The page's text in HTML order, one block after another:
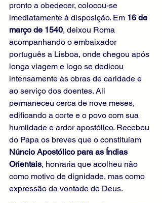
pronto a obedecer, colocou-se
imediatamente à disposição. Em 16 de
março de 1540, deixou Roma
acompanhando o embaixador
português a Lisboa, onde chegou após
longa viagem e logo se dedicou
intensamente às obras de caridade e
ao serviço dos doentes. Ali
permaneceu cerca de nove meses,
edificando a corte e o povo com sua
humildade e ardor apostólico. Recebeu
do Papa os breves que o constituíam
Núncio Apostólico para as Índias
Orientais, honraria que acolheu não
como motivo de dignidade, mas como
expressão da vontade de Deus.